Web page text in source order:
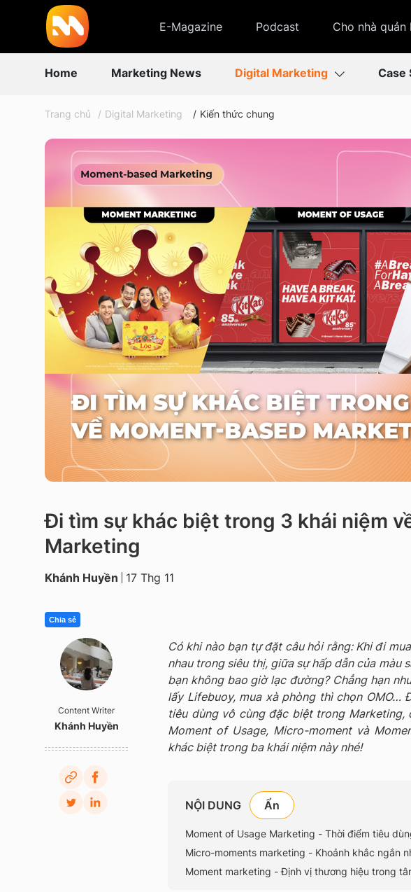
E-Magazine Podcast Cho nhà quản
Home Marketing News Digital Marketing Case
Trang chủ Digital Marketing Kiến thức chung
Đi tìm sự khác biệt trong 3 khái niệm
Marketing
Khánh Huyền 17 Thg 11
Chia sẻ
Content Writer
Khánh Huyền
Có khi nào bạn tự đặt câu hỏi rằng: Khi đi
nhau trong siêu thị, giữa sự hấp dẫn của màu
bạn không bao giờ lạc đường? Chẳng hạn
lấy Lifebuoy, mua xà phòng thì chọn OMO…
tiêu dùng vô cùng đặc biệt trong Marketing,
Moment of Usage, Micro-moment và
khác biệt trong ba khái niệm này nhé!
NỘI DUNG
Moment of Usage Marketing - Thời điểm tiêu
Micro-moments marketing - Khoảnh khắc ngắn
Moment marketing - Định vị thương hiệu trong